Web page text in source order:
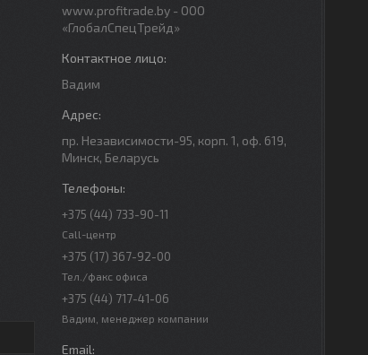
www.profitrade.by - ООО
«ГлобалСпецТрейд»
Вадим
пр. Независимости-95, корп. 1, оф. 619,
Минск, Беларусь
+375 (44) 733-90-11
Call-центр
+375 (17) 367-92-00
Тел./факс офиса
+375 (44) 717-41-06
Вадим, менеджер компании